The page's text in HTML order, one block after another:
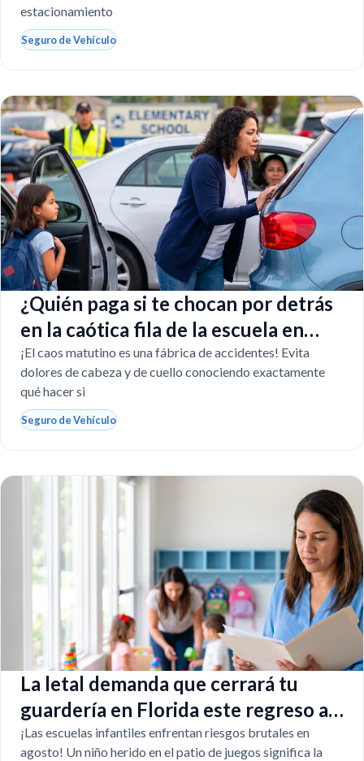
estacionamiento
Seguro de Vehículo
¿Quién paga si te chocan por detrás
en la caótica fila de la escuela en
Florida?
¡El caos matutino es una fábrica de accidentes! Evita
dolores de cabeza y de cuello conociendo exactamente
qué hacer si
Seguro de Vehículo
La letal demanda que cerrará tu
guardería en Florida este regreso a
clases
¡Las escuelas infantiles enfrentan riesgos brutales en
agosto! Un niño herido en el patio de juegos significa la